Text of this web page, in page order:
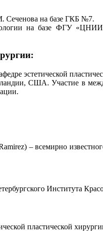
Сеченова на базе ГКБ №7.
на базе ФГУ
эстетической
США. Участие в
– всемирно
Института
пластической